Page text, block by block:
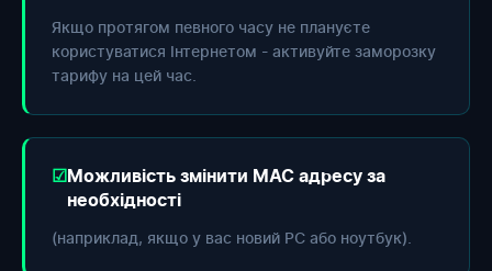
Якщо протягом певного часу не плануєте
користуватися Інтернетом - активуйте заморозку
тарифу на цей час.
Можливість змінити МАС адресу за
необхідності
(наприклад, якщо у вас новий РС або ноутбук).